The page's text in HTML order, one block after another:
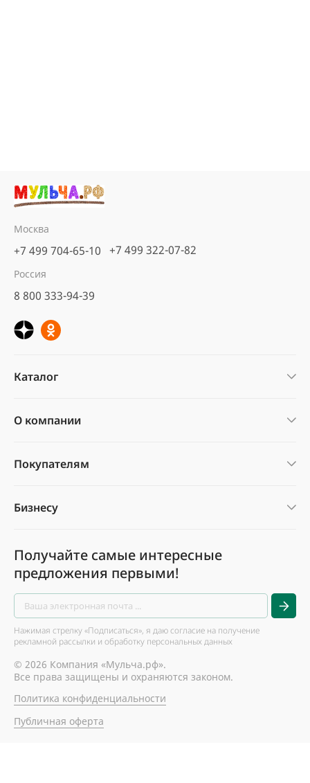
Москва
+7 499 704-65-10 +7 499 322-07-82
Россия
8 800 333-94-39
Каталог
О компании
Покупателям
Бизнесу
Получайте самые интересные
предложения первыми!
Нажимая стрелку «Подписаться», я даю согласие на получение
рекламной рассылки и обработку персональных данных
© 2026 Компания «Мульча.рф».
Все права защищены и охраняются законом.
Политика конфиденциальности
Публичная оферта